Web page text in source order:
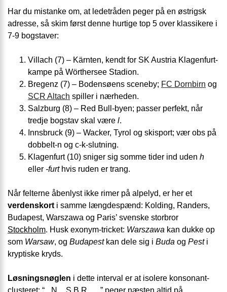
Har du mistanke om, at ledetråden peger på en østrigsk
adresse, så skim først denne hurtige top 5 over klassikere i
7-9 bogstaver:
Villach (7) – Kärnten, kendt for SK Austria Klagenfurt-
kampe på Wörthersee Stadion.
Bregenz (7) – Bodensøens sceneby; FC Dornbirn og
SCR Altach spiller i nærheden.
Salzburg (8) – Red Bull-byen; passer perfekt, når
tredje bogstav skal være l.
Innsbruck (9) – Wacker, Tyrol og skisport; vær obs på
dobbelt-n og c-k-slutning.
Klagenfurt (10) sniger sig somme tider ind uden h
eller -furthvis ruden er trang.
Når felterne åbenlyst ikke rimer på alpelyd, er her et
verdenskort i samme længdespænd: Kolding, Randers,
Budapest, Warszawa og Paris’ svenske storbror
Stockholm. Husk exonym-tricket: Warszawa kan dukke op
som Warsaw, og Budapestkan dele sig i Buda og Pesti
kryptiske kryds.
Løsningsnøglen i dette interval er at isolere konsonant-
clusteret: “_ N _ S B R _ _” peger næsten altid på